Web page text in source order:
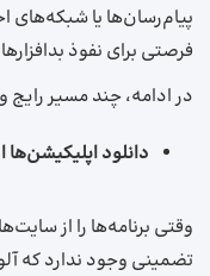
پیام‌رسان‌ها یا شبکه‌های
فرصتی برای نفوذ
در ادامه، چند مسیر رایج
دانلود اپلیکیشن‌ها
وقتی برنامه‌ها را از
تضمینی وجود ندارد که